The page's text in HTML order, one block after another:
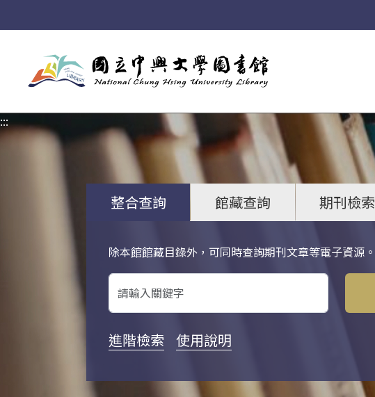
:::
整合查詢 館藏查詢 期刊檢索
除本館館藏目錄外，可同時查詢期刊文章等電子資源。
關鍵字搜尋
進階檢索 使用說明